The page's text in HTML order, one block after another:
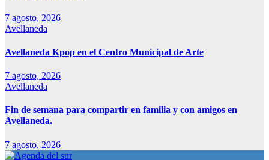
7 agosto, 2026
Avellaneda
Avellaneda Kpop en el Centro Municipal de Arte
7 agosto, 2026
Avellaneda
Fin de semana para compartir en familia y con amigos en
Avellaneda.
7 agosto, 2026